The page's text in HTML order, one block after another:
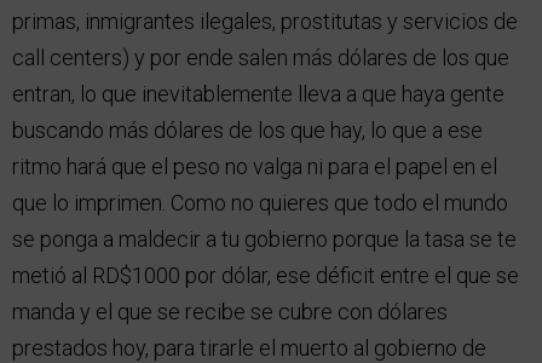
primas, inmigrantes ilegales, prostitutas y servicios de
call centers) y por ende salen más dólares de los que
entran, lo que inevitablemente lleva a que haya gente
buscando más dólares de los que hay, lo que a ese
ritmo hará que el peso no valga ni para el papel en el
que lo imprimen. Como no quieres que todo el mundo
se ponga a maldecir a tu gobierno porque la tasa se te
metió al RD$1000 por dólar, ese déficit entre el que se
manda y el que se recibe se cubre con dólares
prestados hoy, para tirarle el muerto al gobierno de